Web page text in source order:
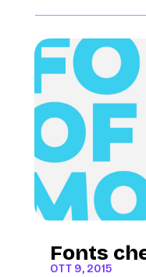
Fonts
OTT 9, 2015